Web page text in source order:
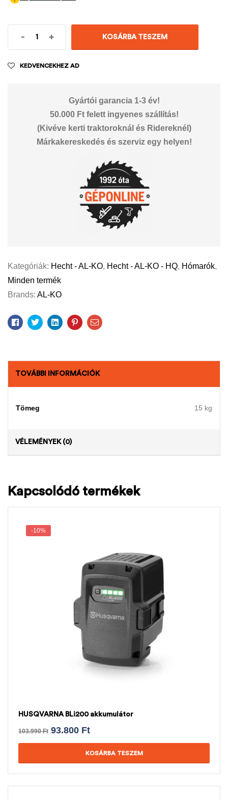
- + KOSÁRBA TESZEM
KEDVENCEKHEZ AD
Gyártói garancia 1-3 év!
50.000 Ft felett ingyenes szállítás!
(Kivéve kerti traktoroknál és Ridereknél)
Márkakereskedés és szerviz egy helyen!
Kategóriák: Hecht - AL-KO, Hecht - AL-KO - HQ, Hómarók,
Minden termék
Brands: AL-KO
Facebook
TwitterLinkedinPinterestEmail
TOVÁBBI INFORMÁCIÓK
Tömeg 15 kg
VÉLEMÉNYEK (0)
Kapcsolódó termékek
-10%
HUSQVARNA BLi200 akkumulátor
103.990Ft 93.800 Ft
KOSÁRBA TESZEM